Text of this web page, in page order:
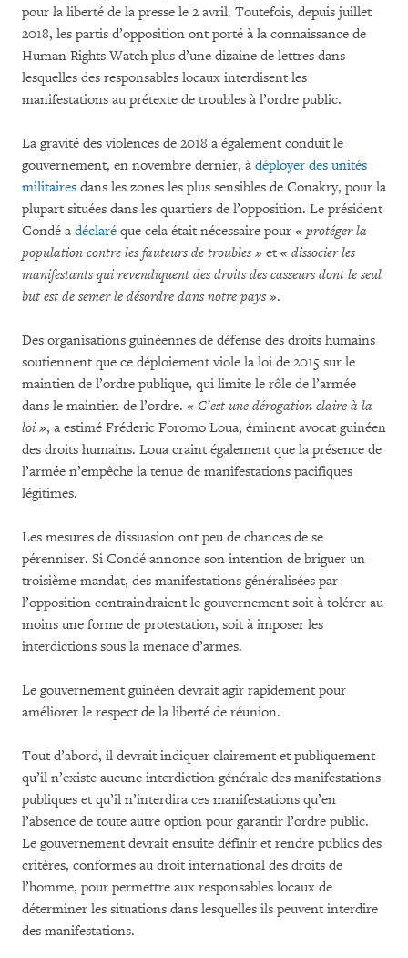
pour la liberté de la presse le 2 avril. Toutefois, depuis juillet
2018, les partis d’opposition ont porté à la connaissance de
Human Rights Watch plus d’une dizaine de lettres dans
lesquelles des responsables locaux interdisent les
manifestations au prétexte de troubles à l’ordre public.
La gravité des violences de 2018 a également conduit le
gouvernement, en novembre dernier, à déployer des unités
militaires dans les zones les plus sensibles de Conakry, pour la
plupart situées dans les quartiers de l’opposition. Le président
Condé a déclaré que cela était nécessaire pour « protéger la
population contre les fauteurs de troubles » et « dissocier les
manifestants qui revendiquent des droits des casseurs dont le seul
but est de semer le désordre dans notre pays ».
Des organisations guinéennes de défense des droits humains
soutiennent que ce déploiement viole la loi de 2015 sur le
maintien de l’ordre publique, qui limite le rôle de l’armée
dans le maintien de l’ordre. « C’est une dérogation claire à la
loi », a estimé Fréderic Foromo Loua, éminent avocat guinéen
des droits humains. Loua craint également que la présence de
l’armée n’empêche la tenue de manifestations pacifiques
légitimes.
Les mesures de dissuasion ont peu de chances de se
pérenniser. Si Condé annonce son intention de briguer un
troisième mandat, des manifestations généralisées par
l’opposition contraindraient le gouvernement soit à tolérer au
moins une forme de protestation, soit à imposer les
interdictions sous la menace d’armes.
Le gouvernement guinéen devrait agir rapidement pour
améliorer le respect de la liberté de réunion.
Tout d’abord, il devrait indiquer clairement et publiquement
qu’il n’existe aucune interdiction générale des manifestations
publiques et qu’il n’interdira ces manifestations qu’en
l’absence de toute autre option pour garantir l’ordre public.
Le gouvernement devrait ensuite définir et rendre publics des
critères, conformes au droit international des droits de
l’homme, pour permettre aux responsables locaux de
déterminer les situations dans lesquelles ils peuvent interdire
des manifestations.